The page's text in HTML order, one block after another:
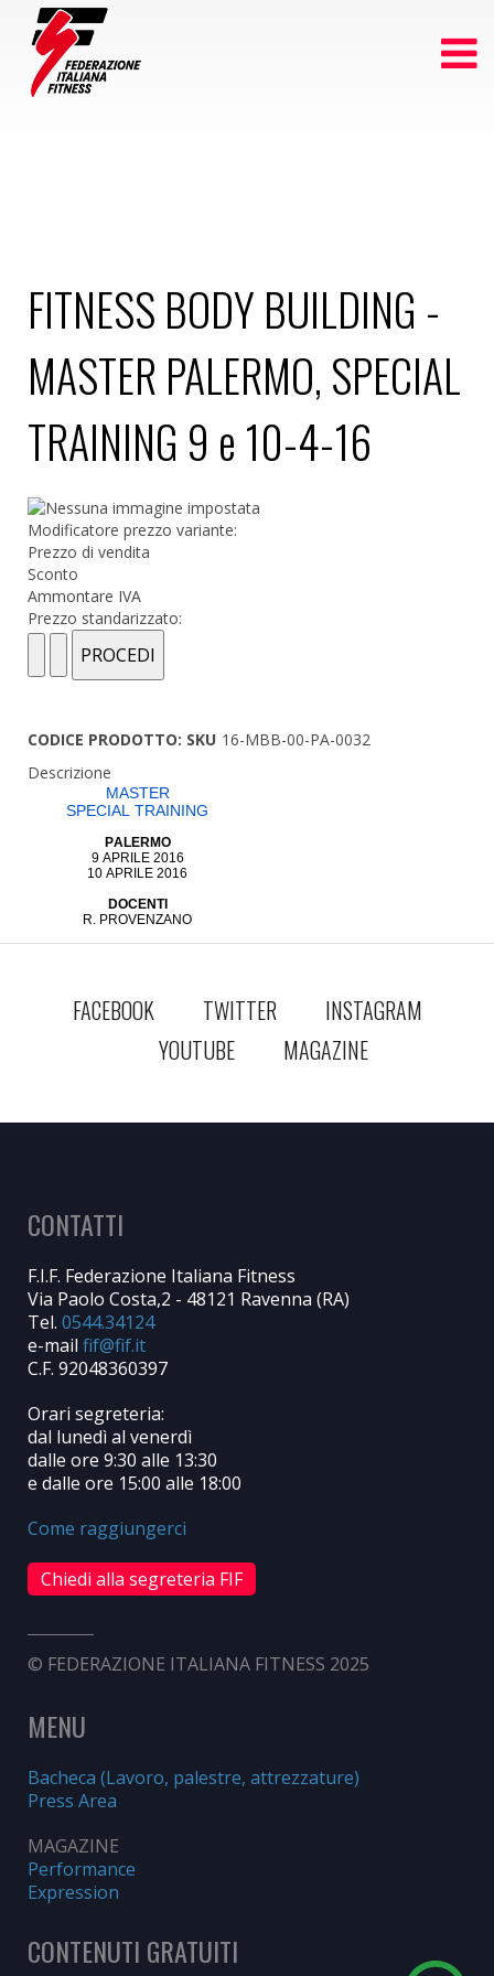
FITNESS BODY BUILDING -
MASTER PALERMO, SPECIAL
TRAINING 9 e 10-4-16
Modificatore prezzo variante:
Prezzo di vendita
Sconto
Ammontare IVA
Prezzo standarizzato:
CODICE PRODOTTO: SKU 16-MBB-00-PA-0032
Descrizione
MASTER
SPECIAL TRAINING
PALERMO
9 APRILE 2016
10 APRILE 2016
DOCENTI
R. PROVENZANO
FACEBOOK TWITTER
INSTAGRAM
YOUTUBE
MAGAZINE
CONTATTI
F.I.F. Federazione Italiana Fitness
Via Paolo Costa,2 - 48121 Ravenna (RA)
Tel. 0544.34124
e-mail
C.F. 92048360397
Orari segreteria:
dal lunedì al venerdì
dalle ore 9:30 alle 13:30
e dalle ore 15:00 alle 18:00
Come raggiungerci
Chiedi alla segreteria FIF
© FEDERAZIONE ITALIANA FITNESS 2025
MENU
Bacheca (Lavoro, palestre, attrezzature)
Press Area
MAGAZINE
Performance
Expression
CONTENUTI GRATUITI